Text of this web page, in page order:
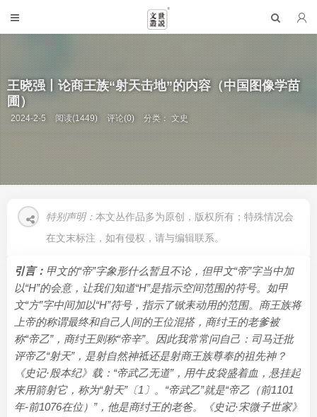
王晓强丨论商王族“射天击地”的内容（中国图像学苗
圃）
2024-2-5 阅读(1449) 评论(0) 分类：文史
特别声明： 本文丛作品多为原创，版权所有；特殊情况会
在文末标注，如有侵权，请与编辑联系。
引言： 甲文的“帝”字象形什么暂且不论，但甲文“帝”字当中加
以“H”的会意，让我们知道“H”是指示空间范围的符号。如甲
文“方”字中间加以“H”符号，指示了锨耒动用的范围。商王族将
上帝的称谓最终和自己人间的王位混搭，商纣王的老爹被
称“帝乙”，商纣王则称“帝辛”。因此我常常问自己：司马迁批
评帝乙“射天”，是射自然神祗还是射商王族尊奉的祖先神？
《史记·殷本纪》载：“帝武乙无道”，用牛皮袋盛着血，悬挂起
来用箭射它，称为“射天”〔1〕。“帝武乙”就是“帝乙（前1101
年-前1076在位）”，他是商纣王的老爸。《史记·宋微子世家》